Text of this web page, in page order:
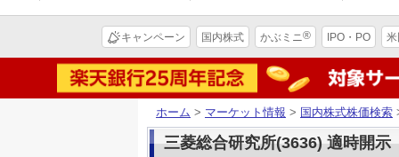
キャンペーン 国内株式 かぶミニ® IPO・PO
ホーム > マーケット情報 > 国内株式株価検索
三菱総合研究所(3636) 適時開示